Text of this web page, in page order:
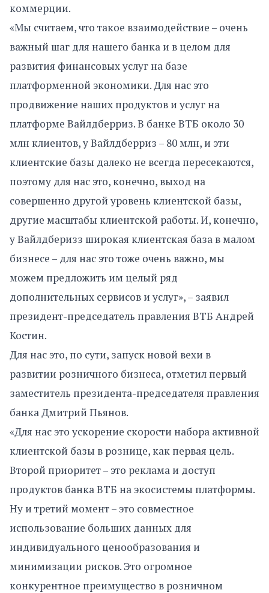
коммерции.
«Мы считаем, что такое взаимодействие – очень
важный шаг для нашего банка и в целом для
развития финансовых услуг на базе
платформенной экономики. Для нас это
продвижение наших продуктов и услуг на
платформе Вайлдберриз. В банке ВТБ около 30
млн клиентов, у Вайлдберриз – 80 млн, и эти
клиентские базы далеко не всегда пересекаются,
поэтому для нас это, конечно, выход на
совершенно другой уровень клиентской базы,
другие масштабы клиентской работы. И, конечно,
у Вайлдберизз широкая клиентская база в малом
бизнесе – для нас это тоже очень важно, мы
можем предложить им целый ряд
дополнительных сервисов и услуг», – заявил
президент-председатель правления ВТБ Андрей
Костин.
Для нас это, по сути, запуск новой вехи в
развитии розничного бизнеса, отметил первый
заместитель президента-председателя правления
банка Дмитрий Пьянов.
«Для нас это ускорение скорости набора активной
клиентской базы в рознице, как первая цель.
Второй приоритет – это реклама и доступ
продуктов банка ВТБ на экосистемы платформы.
Ну и третий момент – это совместное
использование больших данных для
индивидуального ценообразования и
минимизации рисков. Это огромное
конкурентное преимущество в розничном